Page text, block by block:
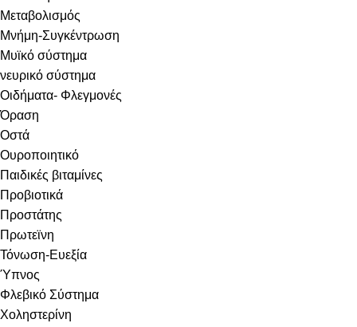
Μεταβολισμός
Μνήμη-Συγκέντρωση
Μυϊκό σύστημα
νευρικό σύστημα
Οιδήματα- Φλεγμονές
Όραση
Οστά
Ουροποιητικό
Παιδικές βιταμίνες
Προβιοτικά
Προστάτης
Πρωτεϊνη
Τόνωση-Ευεξία
Ύπνος
Φλεβικό Σύστημα
Χοληστερίνη